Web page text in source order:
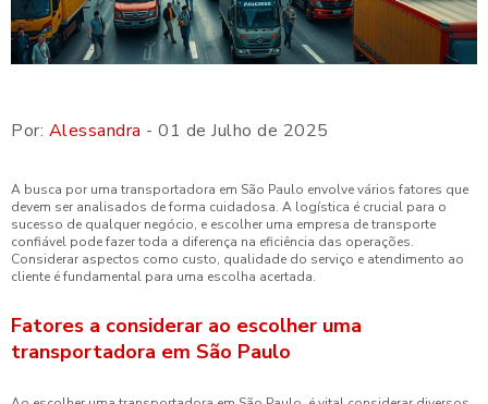
Por: Alessandra - 01 de Julho de 2025
A busca por uma transportadora em São Paulo envolve vários fatores que
devem ser analisados de forma cuidadosa. A logística é crucial para o
sucesso de qualquer negócio, e escolher uma empresa de transporte
confiável pode fazer toda a diferença na eficiência das operações.
Considerar aspectos como custo, qualidade do serviço e atendimento ao
cliente é fundamental para uma escolha acertada.
Fatores a considerar ao escolher uma
transportadora em São Paulo